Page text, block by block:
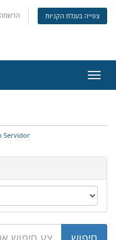
הרשמה צפייה בעגלת הקניות
ניווט
Servidor